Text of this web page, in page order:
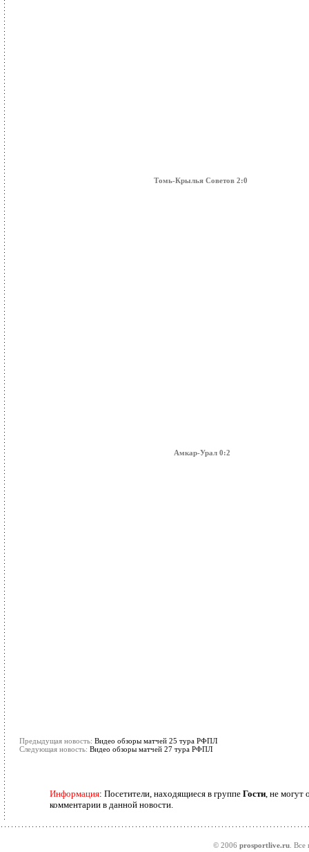
Томь-Крылья Советов 2:0
Амкар-Урал 0:2
Предыдущая новость: Видео обзоры матчей 25 тура РФПЛ
Следующая новость: Видео обзоры матчей 27 тура РФПЛ
Информация: Посетители, находящиеся в группе Гости, не могут
комментарии в данной новости.
© 2006prosportlive.ru .